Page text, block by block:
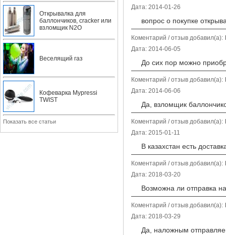
Открывалка для
баллончиков, cracker или
взломщик N2O
Веселящий газ
Кофеварка Mypressi
TWIST
Показать все статьи
Дата: 2014-01-26
вопрос о покупке
Коментарий / отзыв добавил(а):
Дата: 2014-06-05
До сих пор можно
Коментарий / отзыв добавил(а):
Дата: 2014-06-06
Да, взломщик
Коментарий / отзыв добавил(а):
Дата: 2015-01-11
В казахстан есть
Коментарий / отзыв добавил(а):
Дата: 2018-03-20
Возможна ли отправка
Коментарий / отзыв добавил(а):
Дата: 2018-03-29
Да, наложным